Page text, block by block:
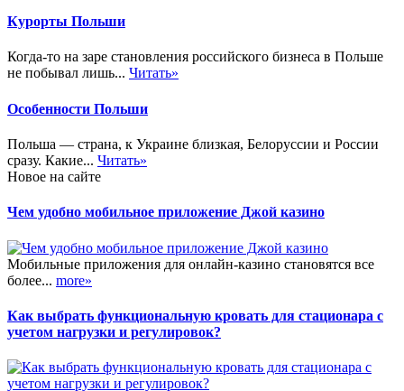
Курорты Польши
Когда-то на заре становления российского бизнеса в Польше
не побывал лишь... Читать»
Особенности Польши
Польша — страна, к Украине близкая, Белоруссии и России
сразу. Какие... Читать»
Новое на сайте
Чем удобно мобильное приложение Джой казино
Мобильные приложения для онлайн-казино становятся все
более... more»
Как выбрать функциональную кровать для стационара с
учетом нагрузки и регулировок?